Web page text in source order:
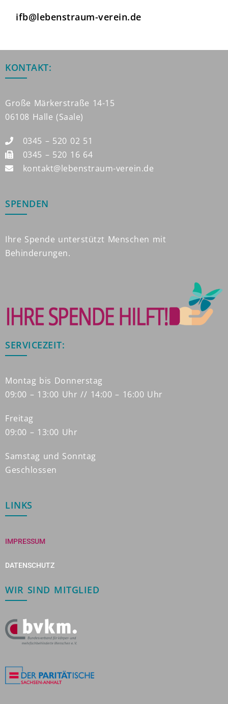
ifb@lebenstraum-verein.de
KONTAKT:
Große Märkerstraße 14-15
06108 Halle (Saale)
0345 – 520 02 51
0345 – 520 16 64
kontakt@lebenstraum-verein.de
SPENDEN
Ihre Spende unterstützt Menschen mit
Behinderungen.
SERVICEZEIT:
Montag bis Donnerstag
09:00 – 13:00 Uhr // 14:00 – 16:00 Uhr
Freitag
09:00 – 13:00 Uhr
Samstag und Sonntag
Geschlossen
LINKS
IMPRESSUM
DATENSCHUTZ
WIR SIND MITGLIED